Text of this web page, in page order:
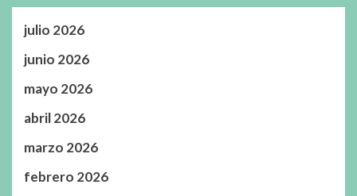
julio 2026
junio 2026
mayo 2026
abril 2026
marzo 2026
febrero 2026